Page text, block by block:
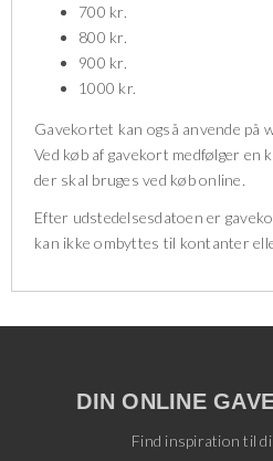
700 kr.
800 kr.
900 kr.
1000 kr.
Gavekortet kan også anvende på
Ved køb af gavekort medfølger en
der skal bruges ved køb online.
Efter udstedelsesdatoen er
kan ikke ombyttes til kontanter
DIN ONLINE
Find inspiration til